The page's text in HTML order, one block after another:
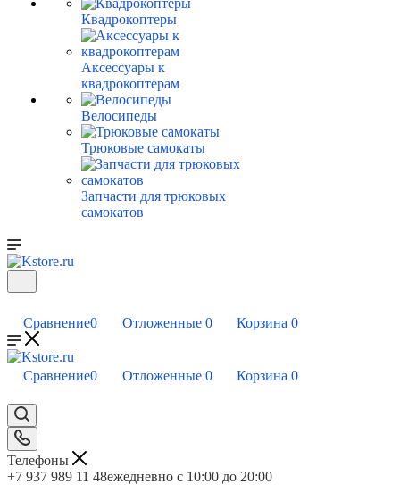
Квадрокоптеры
Аксессуары к
квадрокоптерам
Велосипеды
Трюковые самокаты
Запчасти для трюковых
самокатов
Сравнение0 Отложенные 0 Корзина 0
Сравнение0 Отложенные 0 Корзина 0
Телефоны
+7 937 989 11 48ежедневно с 10:00 до 20:00